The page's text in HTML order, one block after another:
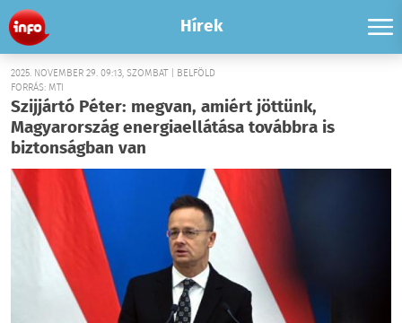
Hírek
2025. NOVEMBER 29. 09:13, SZOMBAT | BELFÖLD
FORRÁS: MTI
Szijjártó Péter: megvan, amiért jöttünk,
Magyarország energiaellátása továbbra is
biztonságban van